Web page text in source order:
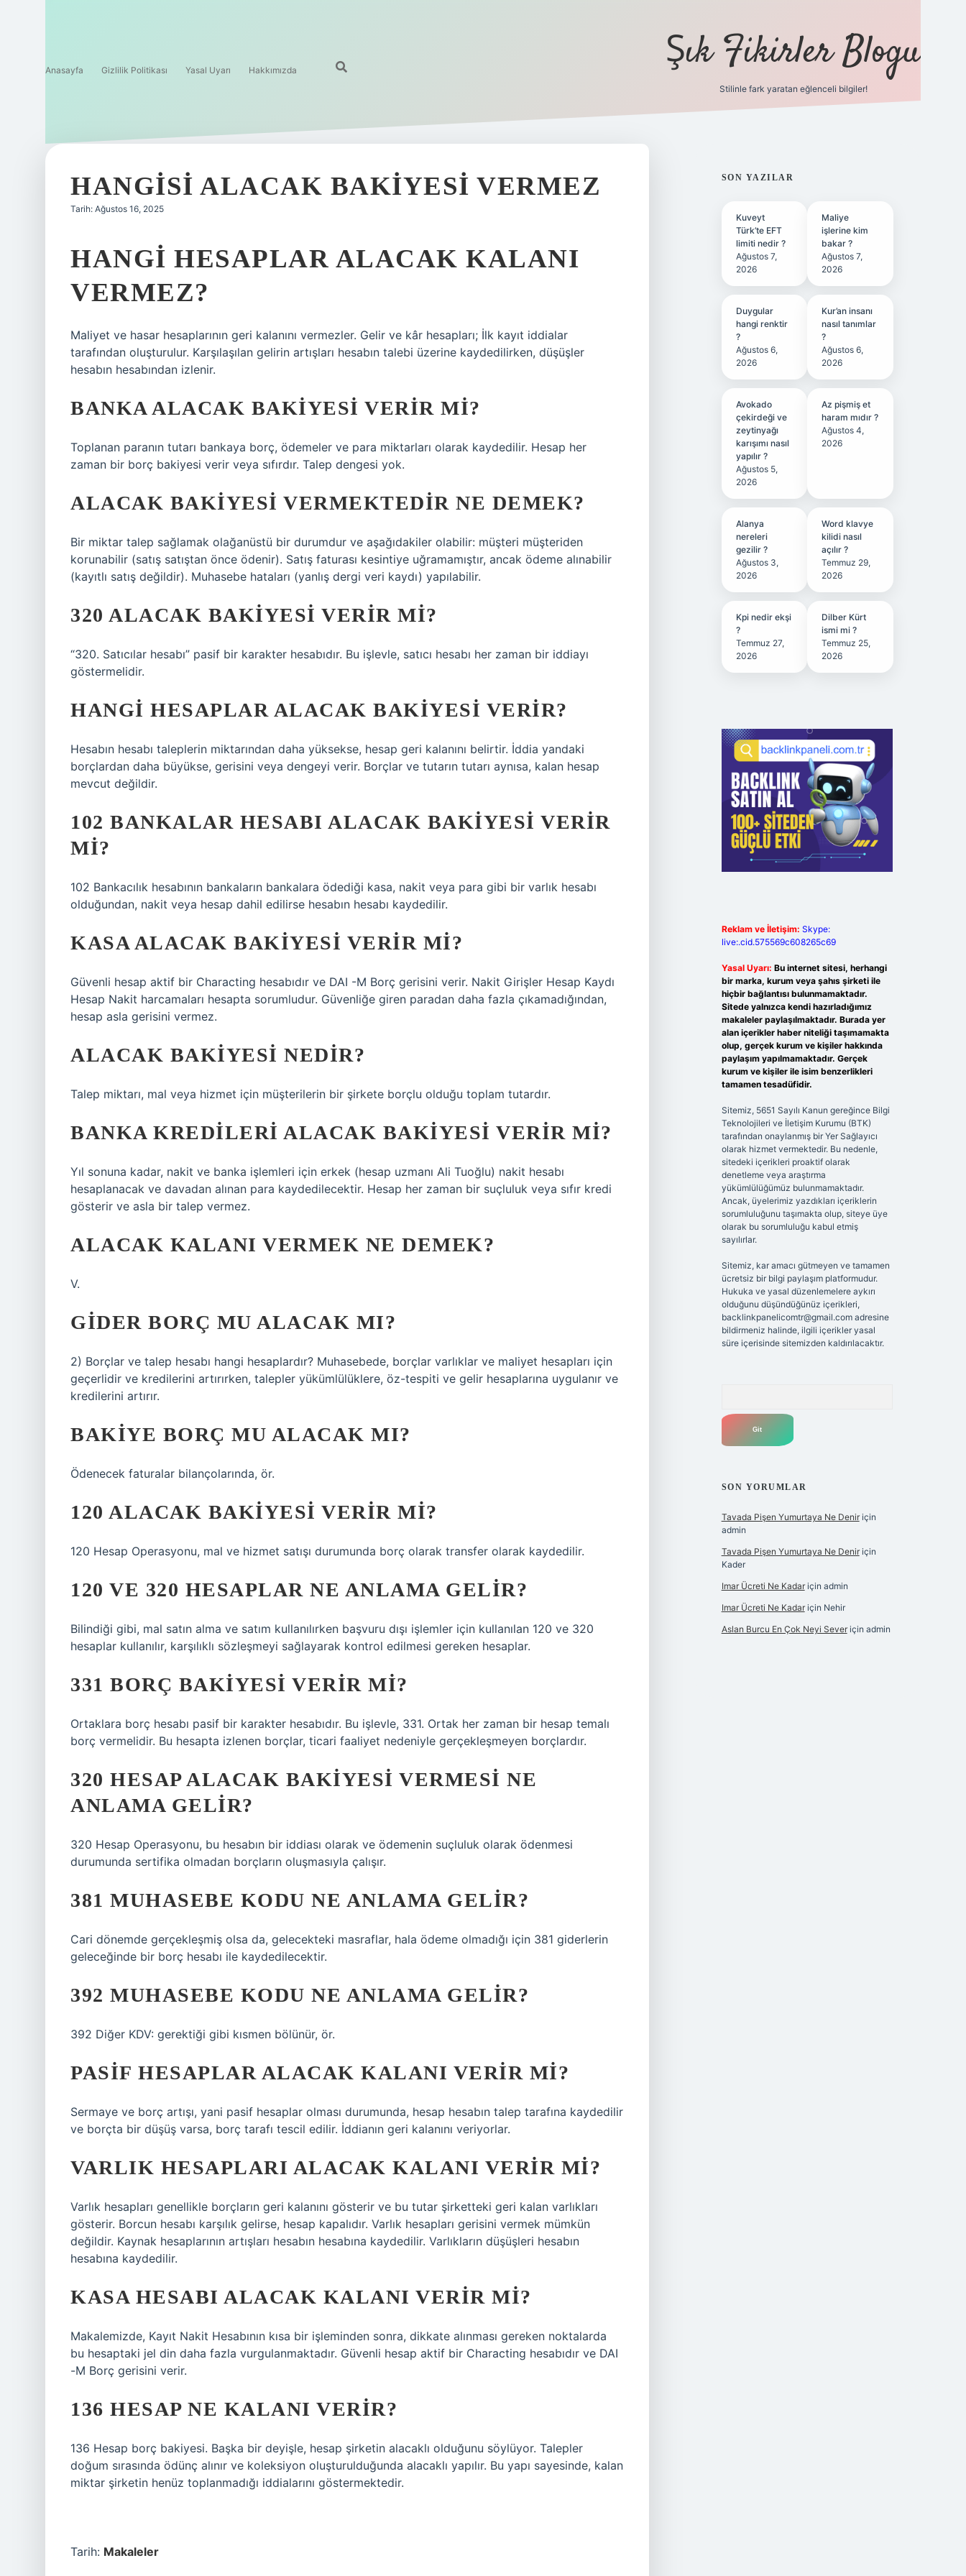
Anasayfa Gizlilik Politikası Yasal Uyarı Hakkımızda Şık Fikirler Blogu
Stilinle fark yaratan eğlenceli bilgiler!
HANGISI ALACAK BAKIYESI VERMEZ
Tarih: Ağustos 16, 2025
HANGI HESAPLAR ALACAK KALANI
VERMEZ?
Maliyet ve hasar hesaplarının geri kalanını vermezler. Gelir ve kâr hesapları; İlk kayıt iddialar
tarafından oluşturulur. Karşılaşılan gelirin artışları hesabın talebi üzerine kaydedilirken, düşüşler
hesabın hesabından izlenir.
BANKA ALACAK BAKIYESI VERIR MI?
Toplanan paranın tutarı bankaya borç, ödemeler ve para miktarları olarak kaydedilir. Hesap her
zaman bir borç bakiyesi verir veya sıfırdır. Talep dengesi yok.
ALACAK BAKIYESI VERMEKTEDIR NE DEMEK?
Bir miktar talep sağlamak olağanüstü bir durumdur ve aşağıdakiler olabilir: müşteri müşteriden
korunabilir (satış satıştan önce ödenir). Satış faturası kesintiye uğramamıştır, ancak ödeme alınabilir
(kayıtlı satış değildir). Muhasebe hataları (yanlış dergi veri kaydı) yapılabilir.
320 ALACAK BAKIYESI VERIR MI?
“320. Satıcılar hesabı” pasif bir karakter hesabıdır. Bu işlevle, satıcı hesabı her zaman bir iddiayı
göstermelidir.
HANGI HESAPLAR ALACAK BAKIYESI VERIR?
Hesabın hesabı taleplerin miktarından daha yüksekse, hesap geri kalanını belirtir. İddia yandaki
borçlardan daha büyükse, gerisini veya dengeyi verir. Borçlar ve tutarın tutarı aynısa, kalan hesap
mevcut değildir.
102 BANKALAR HESABI ALACAK BAKIYESI VERIR
MI?
102 Bankacılık hesabının bankaların bankalara ödediği kasa, nakit veya para gibi bir varlık hesabı
olduğundan, nakit veya hesap dahil edilirse hesabın hesabı kaydedilir.
KASA ALACAK BAKIYESI VERIR MI?
Güvenli hesap aktif bir Characting hesabıdır ve DAI -M Borç gerisini verir. Nakit Girişler Hesap Kaydı
Hesap Nakit harcamaları hesapta sorumludur. Güvenliğe giren paradan daha fazla çıkamadığından,
hesap asla gerisini vermez.
ALACAK BAKIYESI NEDIR?
Talep miktarı, mal veya hizmet için müşterilerin bir şirkete borçlu olduğu toplam tutardır.
BANKA KREDILERI ALACAK BAKIYESI VERIR MI?
Yıl sonuna kadar, nakit ve banka işlemleri için erkek (hesap uzmanı Ali Tuoğlu) nakit hesabı
hesaplanacak ve davadan alınan para kaydedilecektir. Hesap her zaman bir suçluluk veya sıfır kredi
gösterir ve asla bir talep vermez.
ALACAK KALANI VERMEK NE DEMEK?
V.
GIDER BORÇ MU ALACAK MI?
2) Borçlar ve talep hesabı hangi hesaplardır? Muhasebede, borçlar varlıklar ve maliyet hesapları için
geçerlidir ve kredilerini artırırken, talepler yükümlülüklere, öz-tespiti ve gelir hesaplarına uygulanır ve
kredilerini artırır.
BAKIYE BORÇ MU ALACAK MI?
Ödenecek faturalar bilançolarında, ör.
120 ALACAK BAKIYESI VERIR MI?
120 Hesap Operasyonu, mal ve hizmet satışı durumunda borç olarak transfer olarak kaydedilir.
120 VE 320 HESAPLAR NE ANLAMA GELIR?
Bilindiği gibi, mal satın alma ve satım kullanılırken başvuru dışı işlemler için kullanılan 120 ve 320
hesaplar kullanılır, karşılıklı sözleşmeyi sağlayarak kontrol edilmesi gereken hesaplar.
331 BORÇ BAKIYESI VERIR MI?
Ortaklara borç hesabı pasif bir karakter hesabıdır. Bu işlevle, 331. Ortak her zaman bir hesap temalı
borç vermelidir. Bu hesapta izlenen borçlar, ticari faaliyet nedeniyle gerçekleşmeyen borçlardır.
320 HESAP ALACAK BAKIYESI VERMESI NE
ANLAMA GELIR?
320 Hesap Operasyonu, bu hesabın bir iddiası olarak ve ödemenin suçluluk olarak ödenmesi
durumunda sertifika olmadan borçların oluşmasıyla çalışır.
381 MUHASEBE KODU NE ANLAMA GELIR?
Cari dönemde gerçekleşmiş olsa da, gelecekteki masraflar, hala ödeme olmadığı için 381 giderlerin
geleceğinde bir borç hesabı ile kaydedilecektir.
392 MUHASEBE KODU NE ANLAMA GELIR?
392 Diğer KDV: gerektiği gibi kısmen bölünür, ör.
PASIF HESAPLAR ALACAK KALANI VERIR MI?
Sermaye ve borç artışı, yani pasif hesaplar olması durumunda, hesap hesabın talep tarafına kaydedilir
ve borçta bir düşüş varsa, borç tarafı tescil edilir. İddianın geri kalanını veriyorlar.
VARLIK HESAPLARI ALACAK KALANI VERIR MI?
Varlık hesapları genellikle borçların geri kalanını gösterir ve bu tutar şirketteki geri kalan varlıkları
gösterir. Borcun hesabı karşılık gelirse, hesap kapalıdır. Varlık hesapları gerisini vermek mümkün
değildir. Kaynak hesaplarının artışları hesabın hesabına kaydedilir. Varlıkların düşüşleri hesabın
hesabına kaydedilir.
KASA HESABI ALACAK KALANI VERIR MI?
Makalemizde, Kayıt Nakit Hesabının kısa bir işleminden sonra, dikkate alınması gereken noktalarda
bu hesaptaki jel din daha fazla vurgulanmaktadır. Güvenli hesap aktif bir Characting hesabıdır ve DAI
-M Borç gerisini verir.
136 HESAP NE KALANI VERIR?
136 Hesap borç bakiyesi. Başka bir deyişle, hesap şirketin alacaklı olduğunu söylüyor. Talepler
doğum sırasında ödünç alınır ve koleksiyon oluşturulduğunda alacaklı yapılır. Bu yapı sayesinde, kalan
miktar şirketin henüz toplanmadığı iddialarını göstermektedir.
Tarih: Makaleler
SIDEBAR
SON YAZILAR
Kuveyt
Türk’te EFT
limiti nedir ?
Ağustos 7,
2026
Maliye
işlerine kim
bakar ?
Ağustos 7,
2026
Duygular
hangi renktir
?
Ağustos 6,
2026
Kur’an insanı
nasıl tanımlar
?
Ağustos 6,
2026
Avokado
çekirdeği ve
zeytinyağı
karışımı nasıl
yapılır ?
Ağustos 5,
2026
Az pişmiş et
haram mıdır ?
Ağustos 4,
2026
Alanya
nereleri
gezilir ?
Ağustos 3,
2026
Word klavye
kilidi nasıl
açılır ?
Temmuz 29,
2026
Kpi nedir ekşi
?
Temmuz 27,
2026
Dilber Kürt
ismi mi ?
Temmuz 25,
2026
Reklam ve İletişim: Skype:
live:.cid.575569c608265c69
Yasal Uyarı: Bu internet sitesi, herhangi
bir marka, kurum veya şahıs şirketi ile
hiçbir bağlantısı bulunmamaktadır.
Sitede yalnızca kendi hazırladığımız
makaleler paylaşılmaktadır. Burada yer
alan içerikler haber niteliği taşımamakta
olup, gerçek kurum ve kişiler hakkında
paylaşım yapılmamaktadır. Gerçek
kurum ve kişiler ile isim benzerlikleri
tamamen tesadüfidir.
Sitemiz, 5651 Sayılı Kanun gereğince Bilgi
Teknolojileri ve İletişim Kurumu (BTK)
tarafından onaylanmış bir Yer Sağlayıcı
olarak hizmet vermektedir. Bu nedenle,
sitedeki içerikleri proaktif olarak
denetleme veya araştırma
yükümlülüğümüz bulunmamaktadır.
Ancak, üyelerimiz yazdıkları içeriklerin
sorumluluğunu taşımakta olup, siteye üye
olarak bu sorumluluğu kabul etmiş
sayılırlar.
Sitemiz, kar amacı gütmeyen ve tamamen
ücretsiz bir bilgi paylaşım platformudur.
Hukuka ve yasal düzenlemelere aykırı
olduğunu düşündüğünüz içerikleri,
backlinkpanelicomtr@gmail.comadresine
bildirmeniz halinde, ilgili içerikler yasal
süre içerisinde sitemizden kaldırılacaktır.
SON YORUMLAR
Tavada Pişen Yumurtaya Ne Deniriçin
admin
Tavada Pişen Yumurtaya Ne Deniriçin
Kader
Imar Ücreti Ne Kadariçin admin
Imar Ücreti Ne Kadariçin Nehir
Aslan Burcu En Çok Neyi Severiçin admin